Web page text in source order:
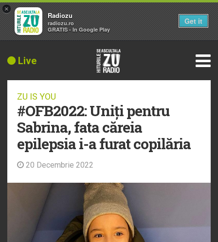
Live
ZU IS YOU
#OFB2022: Uniți pentru
Sabrina, fata căreia
epilepsia i-a furat copilăria
20 Decembrie 2022
×
Radiozu
radiozu.ro
GRATIS - In Google Play
Get it